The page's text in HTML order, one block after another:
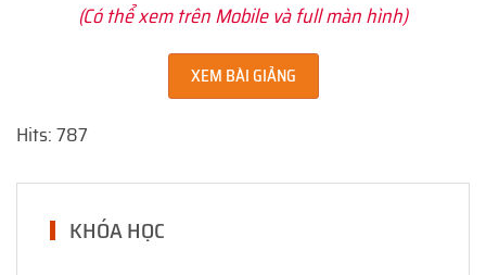
(Có thể xem trên Mobile và full màn hình)
XEM BÀI GIẢNG
Hits: 787
KHÓA HỌC